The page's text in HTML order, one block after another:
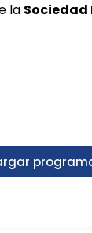
la Sociedad